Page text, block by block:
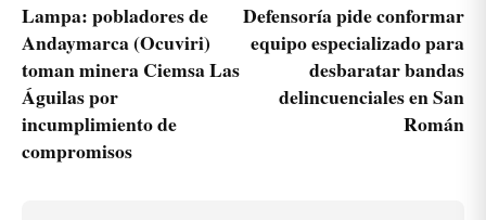
Lampa: pobladores de
Andaymarca (Ocuviri)
toman minera Ciemsa Las
Águilas por
incumplimiento de
compromisos
Defensoría pide conformar
equipo especializado para
desbaratar bandas
delincuenciales en San
Román